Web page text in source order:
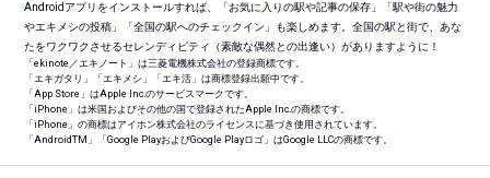
Androidアプリをインストールすれば、「お気に入りの駅や記事の保存」「駅や街の魅力
やエキメシの投稿」「全国の駅へのチェックイン」も楽しめます。全国の駅と街で、あな
たをワクワクさせるセレンディピティ（素敵な偶然との出逢い）がありますように！
「ekinote／エキノート」は三菱電機株式会社の登録商標です。
「エキガタリ」「エキメシ」「エキ活」は商標登録出願中です。
「App Store」はApple Inc.のサービスマークです。
「iPhone」は米国およびその他の国で登録されたApple Inc.の商標です。
「iPhone」の商標はアイホン株式会社のライセンスに基づき使用されています。
「AndroidTM 」「Google PlayおよびGoogle Playロゴ」はGoogle LLCの商標です。